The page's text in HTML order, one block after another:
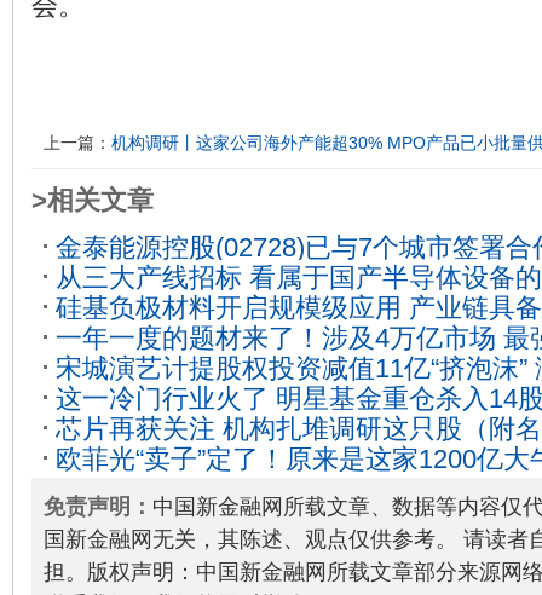
上一篇： 机构调研丨这家公司海外产能超30% MPO产品已小批量
>相关文章
金泰能源控股(02728)已与7个城市签署
家企业进驻产业园2020-07-28
从三大产线招标 看属于国产半导体设备
2020-01-16
硅基负极材料开启规模级应用 产业链具
2025-11-17
一年一度的题材来了！涉及4万亿市场 最
股全解析 2020-01-15
宋城演艺计提股权投资减值11亿“挤泡沫”
1.1亿将轻装上阵2021-02-08
这一冷门行业火了 明星基金重仓杀入14
持股名单来了 2021-02-08
芯片再获关注 机构扎堆调研这只股（附
欧菲光“卖子”定了！原来是这家1200亿
了？2021-02-08
免责声明： 中国新金融网所载文章、数据等内容仅
国新金融网无关，其陈述、观点仅供参考。 请读者
担。版权声明：中国新金融网所载文章部分来源网